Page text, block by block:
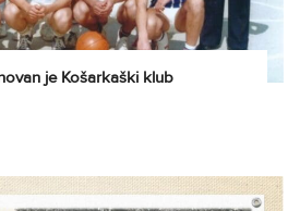
je Košarkaški klub